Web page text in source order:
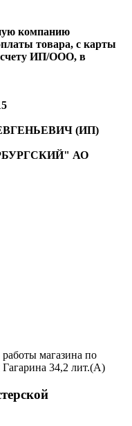
компанию
товара, с карты
счету ИП/ООО, в
(ИП)
АО
магазина по
34,2 лит.(А)